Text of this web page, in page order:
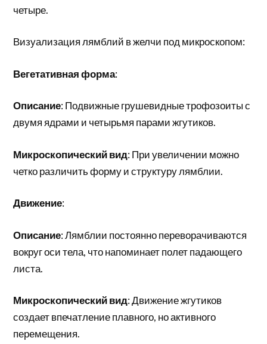
четыре.
Визуализация лямблий в желчи под микроскопом:
Вегетативная форма:
Описание: Подвижные грушевидные трофозоиты с
двумя ядрами и четырьмя парами жгутиков.
Микроскопический вид: При увеличении можно
четко различить форму и структуру лямблии.
Движение:
Описание: Лямблии постоянно переворачиваются
вокруг оси тела, что напоминает полет падающего
листа.
Микроскопический вид: Движение жгутиков
создает впечатление плавного, но активного
перемещения.